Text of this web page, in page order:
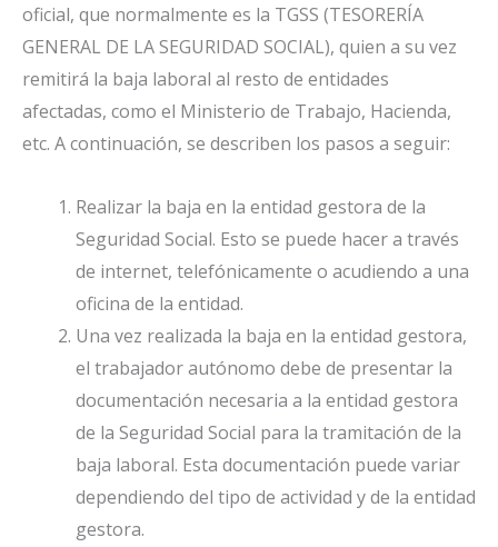
oficial, que normalmente es la TGSS (TESORERÍA
GENERAL DE LA SEGURIDAD SOCIAL), quien a su vez
remitirá la baja laboral al resto de entidades
afectadas, como el Ministerio de Trabajo, Hacienda,
etc. A continuación, se describen los pasos a seguir:
Realizar la baja en la entidad gestora de la
Seguridad Social. Esto se puede hacer a través
de internet, telefónicamente o acudiendo a una
oficina de la entidad.
Una vez realizada la baja en la entidad gestora,
el trabajador autónomo debe de presentar la
documentación necesaria a la entidad gestora
de la Seguridad Social para la tramitación de la
baja laboral. Esta documentación puede variar
dependiendo del tipo de actividad y de la entidad
gestora.